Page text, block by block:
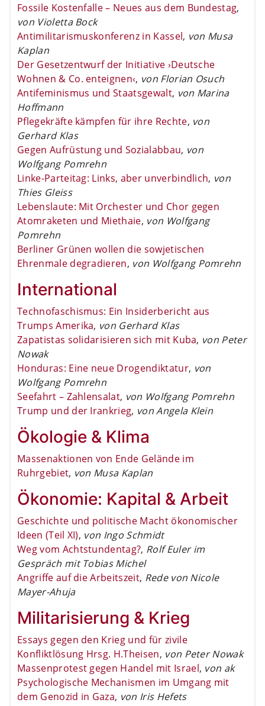
Fossile Kostenfalle – Neues aus dem Bundestag,
von Violetta Bock
Antimilitarismuskonferenz in Kassel, von Musa
Kaplan
Der Gesetzentwurf der Initiative ›Deutsche
Wohnen & Co. enteignen‹, von Florian Osuch
Antifeminismus und Staatsgewalt, von Marina
Hoffmann
Pflegekräfte kämpfen für ihre Rechte, von
Gerhard Klas
Gegen Aufrüstung und Sozialabbau, von
Wolfgang Pomrehn
Linke-Parteitag: Links, aber unverbindlich, von
Thies Gleiss
Lebenslaute: Mit Orchester und Chor gegen
Atomraketen und Miethaie, von Wolfgang
Pomrehn
Berliner Grünen wollen die sowjetischen
Ehrenmale degradieren, von Wolfgang Pomrehn
International
Technofaschismus: Ein Insiderbericht aus
Trumps Amerika, von Gerhard Klas
Zapatistas solidarisieren sich mit Kuba, von Peter
Nowak
Honduras: Eine neue Drogendiktatur, von
Wolfgang Pomrehn
Seefahrt – Zahlensalat, von Wolfgang Pomrehn
Trump und der Irankrieg, von Angela Klein
Ökologie & Klima
Massenaktionen von Ende Gelände im
Ruhrgebiet, von Musa Kaplan
Ökonomie: Kapital & Arbeit
Geschichte und politische Macht ökonomischer
Ideen (Teil XI), von Ingo Schmidt
Weg vom Achtstundentag?, Rolf Euler im
Gespräch mit Tobias Michel
Angriffe auf die Arbeitszeit, Rede von Nicole
Mayer-Ahuja
Militarisierung & Krieg
Essays gegen den Krieg und für zivile
Konfliktlösung Hrsg. H.Theisen, von Peter Nowak
Massenprotest gegen Handel mit Israel, von ak
Psychologische Mechanismen im Umgang mit
dem Genozid in Gaza, von Iris Hefets